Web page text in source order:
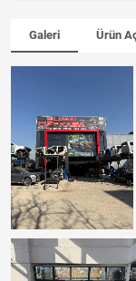
Galeri Ürün